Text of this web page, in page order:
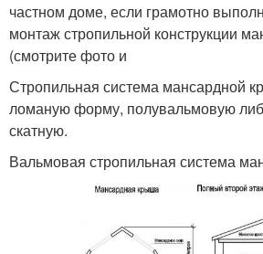
частном доме, если грамотно
монтаж стропильной конструкции
(смотрите фото и
Стропильная система мансардной
ломаную форму, полувальмовую
скатную.
Вальмовая стропильная система